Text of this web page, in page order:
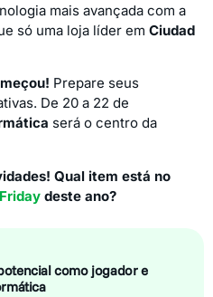
mais avançada com a
só uma loja líder em Ciudad
Prepare seus
De 20 a 22 de
será o centro da
Qual item está no
deste ano?
como jogador e